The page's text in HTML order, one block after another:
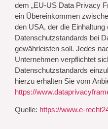
dem „EU-US Data Privacy
ein Übereinkommen
den USA, der die Einhaltung
Datenschutzstandards bei
gewährleisten soll. Jedes
Unternehmen verpflichtet
Datenschutzstandards
hierzu erhalten Sie vom
https://
Quelle: https://www.e-